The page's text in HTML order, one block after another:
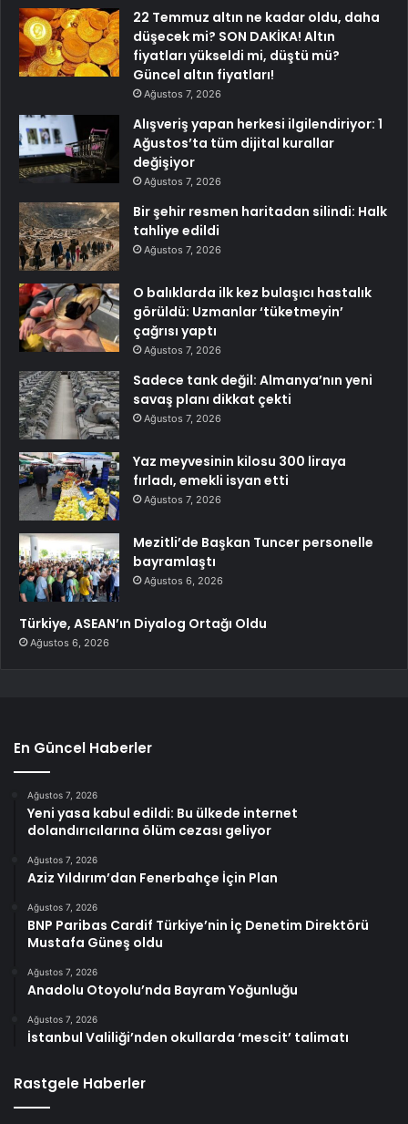
22 Temmuz altın ne kadar oldu, daha
düşecek mi? SON DAKİKA! Altın
fiyatları yükseldi mi, düştü mü?
Güncel altın fiyatları!
Ağustos 7, 2026
Alışveriş yapan herkesi ilgilendiriyor: 1
Ağustos’ta tüm dijital kurallar
değişiyor
Ağustos 7, 2026
Bir şehir resmen haritadan silindi: Halk
tahliye edildi
Ağustos 7, 2026
O balıklarda ilk kez bulaşıcı hastalık
görüldü: Uzmanlar ‘tüketmeyin’
çağrısı yaptı
Ağustos 7, 2026
Sadece tank değil: Almanya’nın yeni
savaş planı dikkat çekti
Ağustos 7, 2026
Yaz meyvesinin kilosu 300 liraya
fırladı, emekli isyan etti
Ağustos 7, 2026
Mezitli’de Başkan Tuncer personelle
bayramlaştı
Ağustos 6, 2026
Türkiye, ASEAN’ın Diyalog Ortağı Oldu
Ağustos 6, 2026
En Güncel Haberler
Ağustos 7, 2026
Yeni yasa kabul edildi: Bu ülkede internet
dolandırıcılarına ölüm cezası geliyor
Ağustos 7, 2026
Aziz Yıldırım’dan Fenerbahçe İçin Plan
Ağustos 7, 2026
BNP Paribas Cardif Türkiye’nin İç Denetim Direktörü
Mustafa Güneş oldu
Ağustos 7, 2026
Anadolu Otoyolu’nda Bayram Yoğunluğu
Ağustos 7, 2026
İstanbul Valiliği’nden okullarda ‘mescit’ talimatı
Rastgele Haberler